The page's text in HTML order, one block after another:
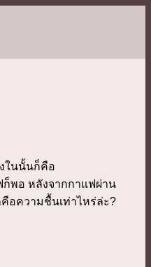
ในนั้นก็คือ
ก็พอ หลังจากกาแฟผ่าน
คือความชื้นเท่าไหร่ล่ะ?